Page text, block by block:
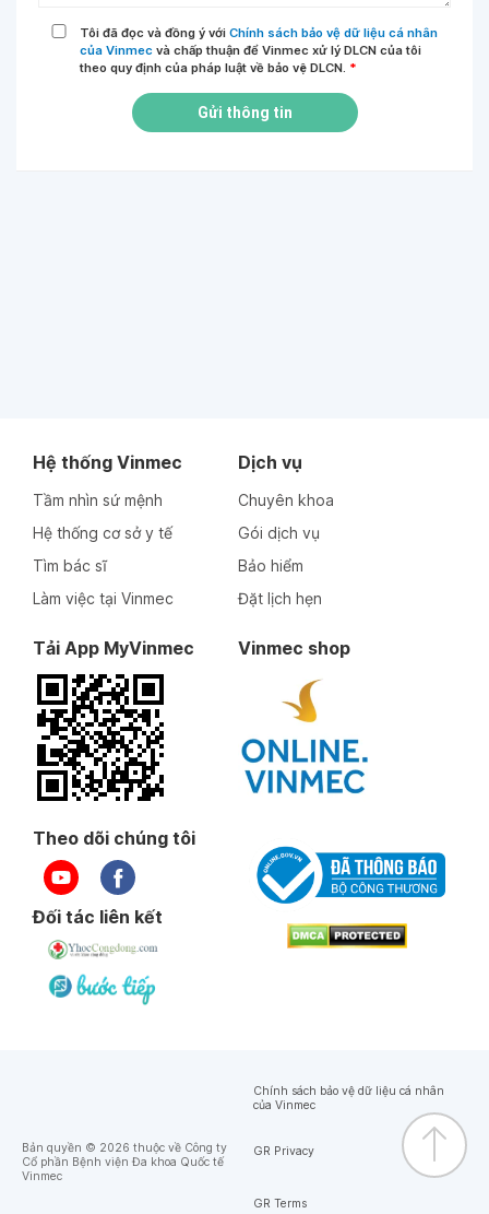
Tôi đã đọc và đồng ý với Chính sách bảo vệ dữ liệu cá nhân
của Vinmec và chấp thuận để Vinmec xử lý DLCN của tôi
theo quy định của pháp luật về bảo vệ DLCN. *
Gửi thông tin
Hệ thống Vinmec
Tầm nhìn sứ mệnh
Hệ thống cơ sở y tế
Tìm bác sĩ
Làm việc tại Vinmec
Dịch vụ
Chuyên khoa
Gói dịch vụ
Bảo hiểm
Đặt lịch hẹn
Tải App MyVinmec Vinmec shop
Theo dõi chúng tôi
Đối tác liên kết
Bản quyền © 2026 thuộc về Công ty
Cổ phần Bệnh viện Đa khoa Quốc tế
Vinmec
Chính sách bảo vệ dữ liệu cá nhân
của Vinmec
GR Privacy
GR Terms